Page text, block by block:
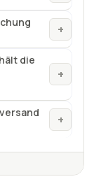
+
die
+
+